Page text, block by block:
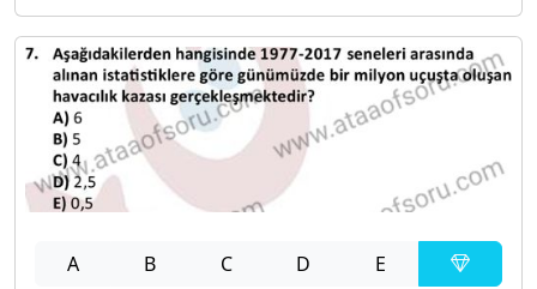
A B C D E